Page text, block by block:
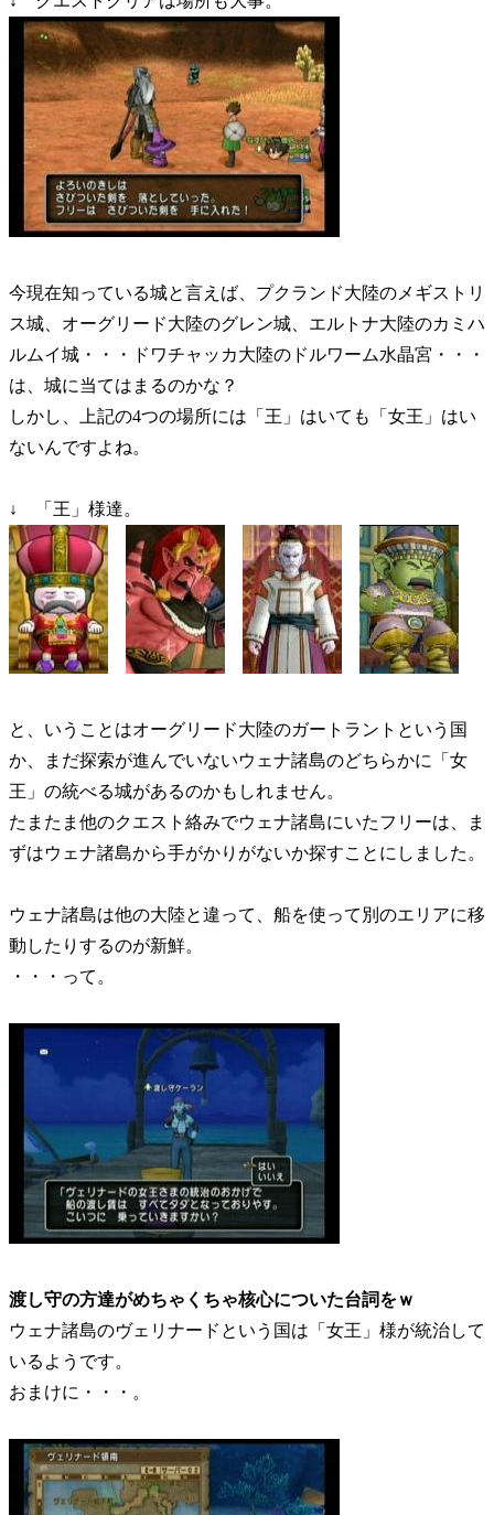
今現在知っている城と言えば、プクランド大陸のメギストリ
ス城、オーグリード大陸のグレン城、エルトナ大陸のカミハ
ルムイ城・・・ドワチャッカ大陸のドルワーム水晶宮・・・
は、城に当てはまるのかな？
しかし、上記の4つの場所には「王」はいても「女王」はい
ないんですよね。
↓ 「王」様達。
と、いうことはオーグリード大陸のガートラントという国
か、まだ探索が進んでいないウェナ諸島のどちらかに「女
王」の統べる城があるのかもしれません。
たまたま他のクエスト絡みでウェナ諸島にいたフリーは、ま
ずはウェナ諸島から手がかりがないか探すことにしました。
ウェナ諸島は他の大陸と違って、船を使って別のエリアに移
動したりするのが新鮮。
・・・って。
渡し守の方達がめちゃくちゃ核心についた台詞をｗ
ウェナ諸島のヴェリナードという国は「女王」様が統治して
いるようです。
おまけに・・・。